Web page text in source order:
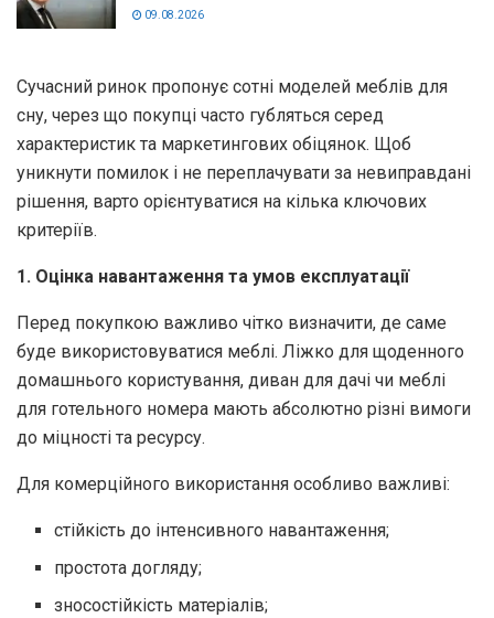
09.08.2026
Сучасний ринок пропонує сотні моделей меблів для
сну, через що покупці часто губляться серед
характеристик та маркетингових обіцянок. Щоб
уникнути помилок і не переплачувати за невиправдані
рішення, варто орієнтуватися на кілька ключових
критеріїв.
1. Оцінка навантаження та умов експлуатації
Перед покупкою важливо чітко визначити, де саме
буде використовуватися меблі. Ліжко для щоденного
домашнього користування, диван для дачі чи меблі
для готельного номера мають абсолютно різні вимоги
до міцності та ресурсу.
Для комерційного використання особливо важливі:
стійкість до інтенсивного навантаження;
простота догляду;
зносостійкість матеріалів;